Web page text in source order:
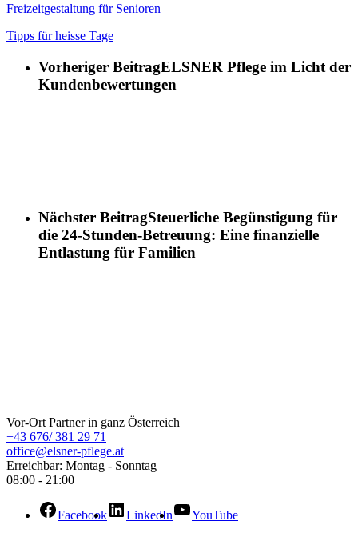
Freizeitgestaltung für Senioren
Tipps für heisse Tage
Vorheriger BeitragELSNER Pflege im Licht der
Kundenbewertungen
Nächster BeitragSteuerliche Begünstigung für
die 24-Stunden-Betreuung: Eine finanzielle
Entlastung für Familien
Vor-Ort Partner in ganz Österreich
+43 676/ 381 29 71
office@elsner-pflege.at
Erreichbar: Montag - Sonntag
08:00 - 21:00
Facebook LinkedIn
YouTube